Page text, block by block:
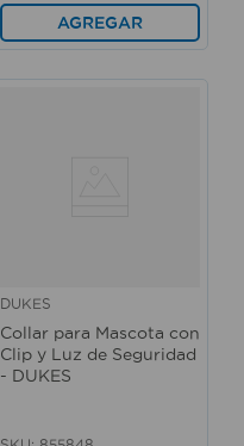
AGREGAR
DUKES
Collar para Mascota con
Clip y Luz de Seguridad
- DUKES